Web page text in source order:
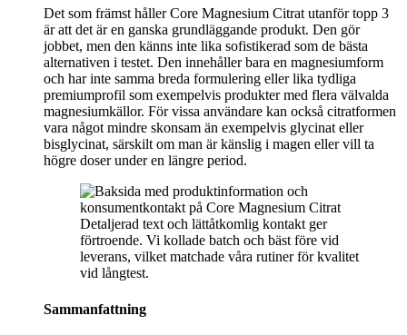
Det som främst håller Core Magnesium Citrat utanför topp 3
är att det är en ganska grundläggande produkt. Den gör
jobbet, men den känns inte lika sofistikerad som de bästa
alternativen i testet. Den innehåller bara en magnesiumform
och har inte samma breda formulering eller lika tydliga
premiumprofil som exempelvis produkter med flera välvalda
magnesiumkällor. För vissa användare kan också citratformen
vara något mindre skonsam än exempelvis glycinat eller
bisglycinat, särskilt om man är känslig i magen eller vill ta
högre doser under en längre period.
Detaljerad text och lättåtkomlig kontakt ger
förtroende. Vi kollade batch och bäst före vid
leverans, vilket matchade våra rutiner för kvalitet
vid långtest.
Sammanfattning